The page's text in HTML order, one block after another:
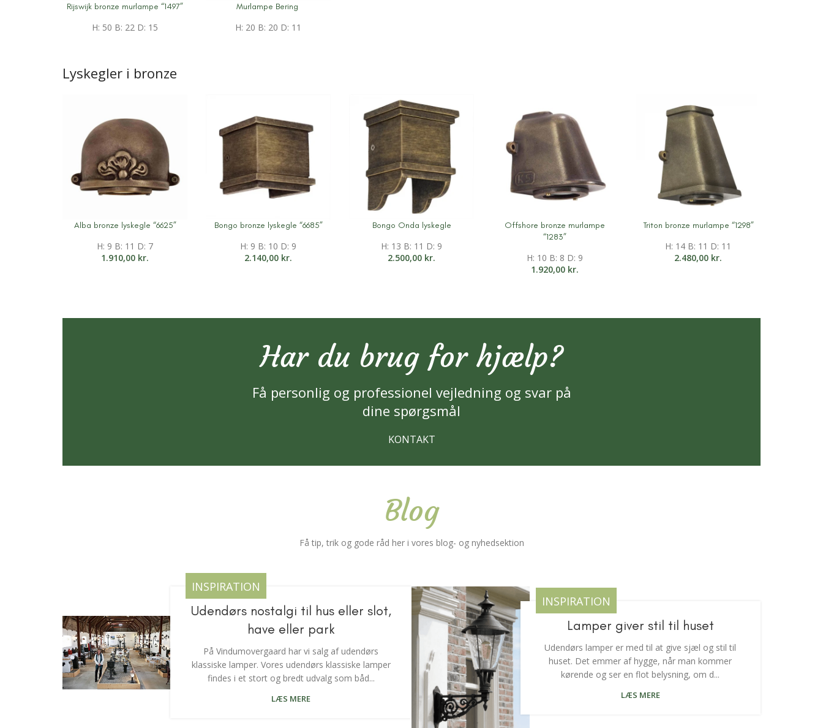
Mere information
Rijswijk bronze murlampe “1497”
H: 50 B: 22 D: 15
Mere information
Murlampe Bering
H: 20 B: 20 D: 11
Lyskegler i bronze
Mere information
Alba bronze lyskegle “6625”
H: 9 B: 11 D: 7
1.910,00 kr.
Mere information
Bongo bronze lyskegle “6685”
H: 9 B: 10 D: 9
2.140,00 kr.
Mere information
Bongo Onda lyskegle
H: 13 B: 11 D: 9
2.500,00 kr.
Mere information
Offshore bronze murlampe
“1283”
H: 10 B: 8 D: 9
1.920,00 kr.
Triton bronze murlampe “1298”
H: 14 B: 11 D: 11
2.480,00 kr.
Har du brug for hjælp?
Få personlig og professionel vejledning og svar på
dine spørgsmål
KONTAKT
Blog
Få tip, trik og gode råd her i vores blog- og nyhedsektion
INSPIRATION
Udendørs nostalgi til hus eller slot,
have eller park
På Vindumovergaard har vi salg af udendørs
klassiske lamper. Vores udendørs klassiske lamper
findes i et stort og bredt udvalg som båd...
LÆS MERE
INSPIRATION
Lamper giver stil til huset
Udendørs lamper er med til at give sjæl og stil til
huset. Det emmer af hygge, når man kommer
kørende og ser en flot belysning, om d...
LÆS MERE